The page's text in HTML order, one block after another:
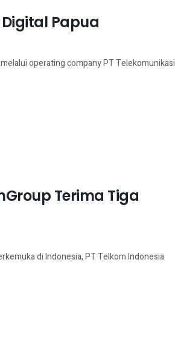
Papua
operating company PT Telekomunikasi
Terima Tiga
di Indonesia, PT Telkom Indonesia